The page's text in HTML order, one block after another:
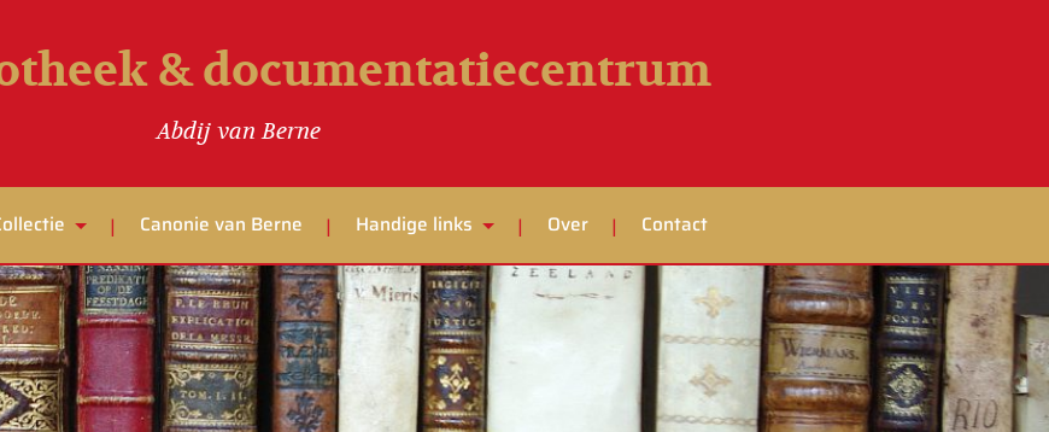
& documentatiecentrum
Abdij van Berne
Canonie van Berne Handige links Over Contact